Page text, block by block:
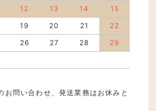
12 13 14
15
19 20 21
22
26 27 28
29
お問い合わせ、発送業務はお休みと